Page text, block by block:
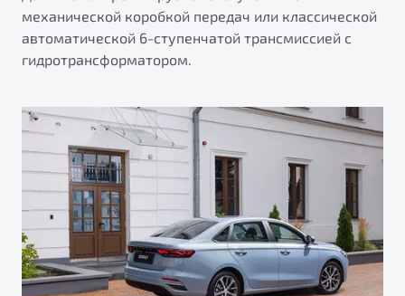
механической коробкой передач или классической
автоматической 6-ступенчатой трансмиссией с
гидротрансформатором.